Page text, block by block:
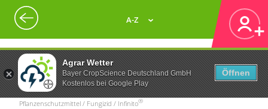
Agrar Wetter
Bayer CropScience Deutschland GmbH
Kostenlos bei Google Play
Öffnen
A-Z
Pflanzenschutzmittel / Fungizid / Infinito®